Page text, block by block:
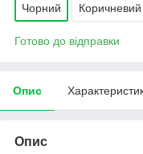
Чорний Коричневий
Готово до відправки
Опис
Опис